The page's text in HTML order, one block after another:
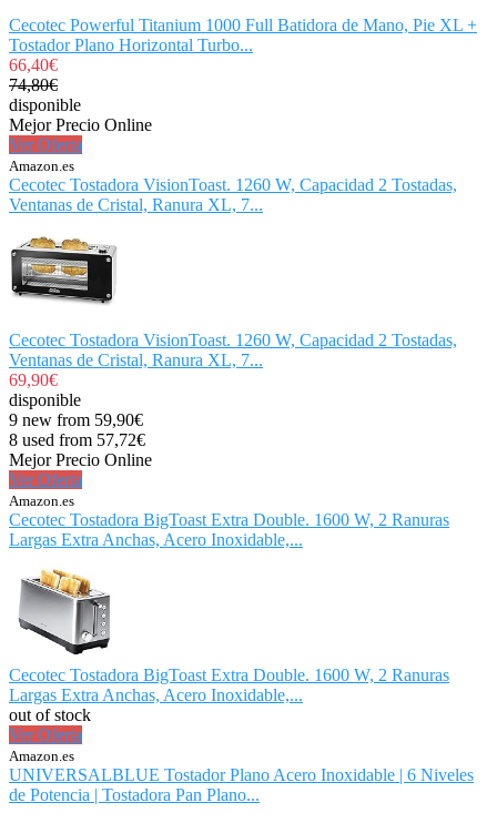
Cecotec Powerful Titanium 1000 Full Batidora de Mano, Pie XL +
Tostador Plano Horizontal Turbo...
66,40€
74,80€
disponible
Mejor Precio Online
Ver Oferta
Amazon.es
Cecotec Tostadora VisionToast. 1260 W, Capacidad 2 Tostadas,
Ventanas de Cristal, Ranura XL, 7...
Cecotec Tostadora VisionToast. 1260 W, Capacidad 2 Tostadas,
Ventanas de Cristal, Ranura XL, 7...
69,90€
disponible
9 new from 59,90€
8 used from 57,72€
Mejor Precio Online
Ver Oferta
Amazon.es
Cecotec Tostadora BigToast Extra Double. 1600 W, 2 Ranuras
Largas Extra Anchas, Acero Inoxidable,...
Cecotec Tostadora BigToast Extra Double. 1600 W, 2 Ranuras
Largas Extra Anchas, Acero Inoxidable,...
out of stock
Ver Oferta
Amazon.es
UNIVERSALBLUE Tostador Plano Acero Inoxidable | 6 Niveles
de Potencia | Tostadora Pan Plano...